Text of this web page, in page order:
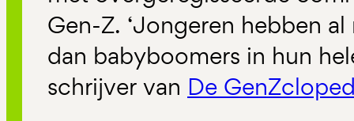
Gen-Z. ‘Jongeren hebben
dan babyboomers in hun
schrijver van De